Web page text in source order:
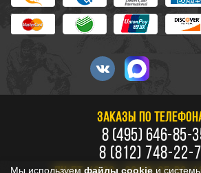
ЗАКАЗЫ ПО
8 (495) 646-85-
8 (812) 748-22-
Мы используем файлы cookie и